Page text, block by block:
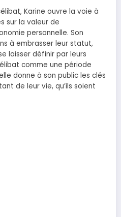
Karine ouvre la voie à
sur la valeur de
personnelle. Son
à embrasser leur statut,
laisser définir par leurs
comme une période
donne à son public les clés
de leur vie, qu’ils soient